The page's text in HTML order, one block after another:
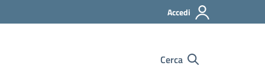
Accedi
Cerca